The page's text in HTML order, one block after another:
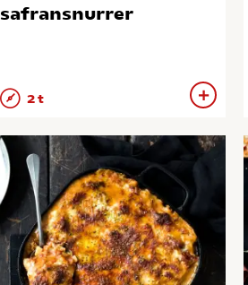
safransnurrer
2 t